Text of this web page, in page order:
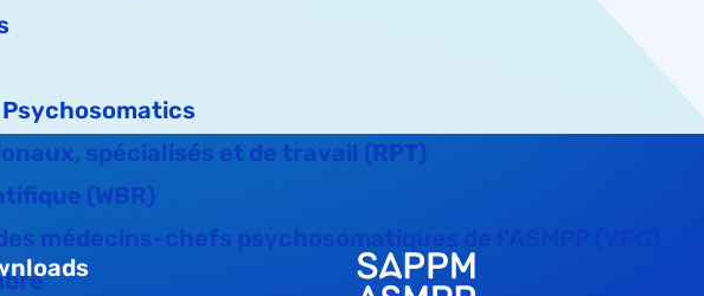
Psychosomatics
spécialisés et de travail (RPT)
(WBR)
médecins-chefs psychosomatiques de l’ASMPP (VPC)